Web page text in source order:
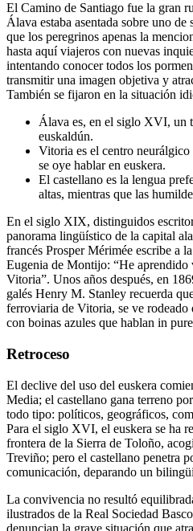
El Camino de Santiago fue la gran
Álava estaba asentada sobre uno
que los peregrinos apenas la
hasta aquí viajeros con nuevas
intentando conocer todos los
transmitir una imagen objetiva y
También se fijaron en la situación
Álava es, en el siglo XVI, un
euskaldún.
Vitoria es el centro
se oye hablar en euskera.
El castellano es la lengua
altas, mientras que las
En el siglo XIX, distinguidos
panorama lingüístico de la capital
francés Prosper Mérimée escribe a
Eugenia de Montijo: “He aprendido
Vitoria”. Unos años después, en
galés Henry M. Stanley recuerda
ferroviaria de Vitoria, se ve
con boinas azules que hablan in
Retroceso
El declive del uso del euskera
Media; el castellano gana terreno
todo tipo: políticos, geográficos,
Para el siglo XVI, el euskera se ha
frontera de la Sierra de Toloño,
Treviño; pero el castellano penetra
comunicación, deparando un
La convivencia no resultó
ilustrados de la Real Sociedad
denuncian la grave situación que